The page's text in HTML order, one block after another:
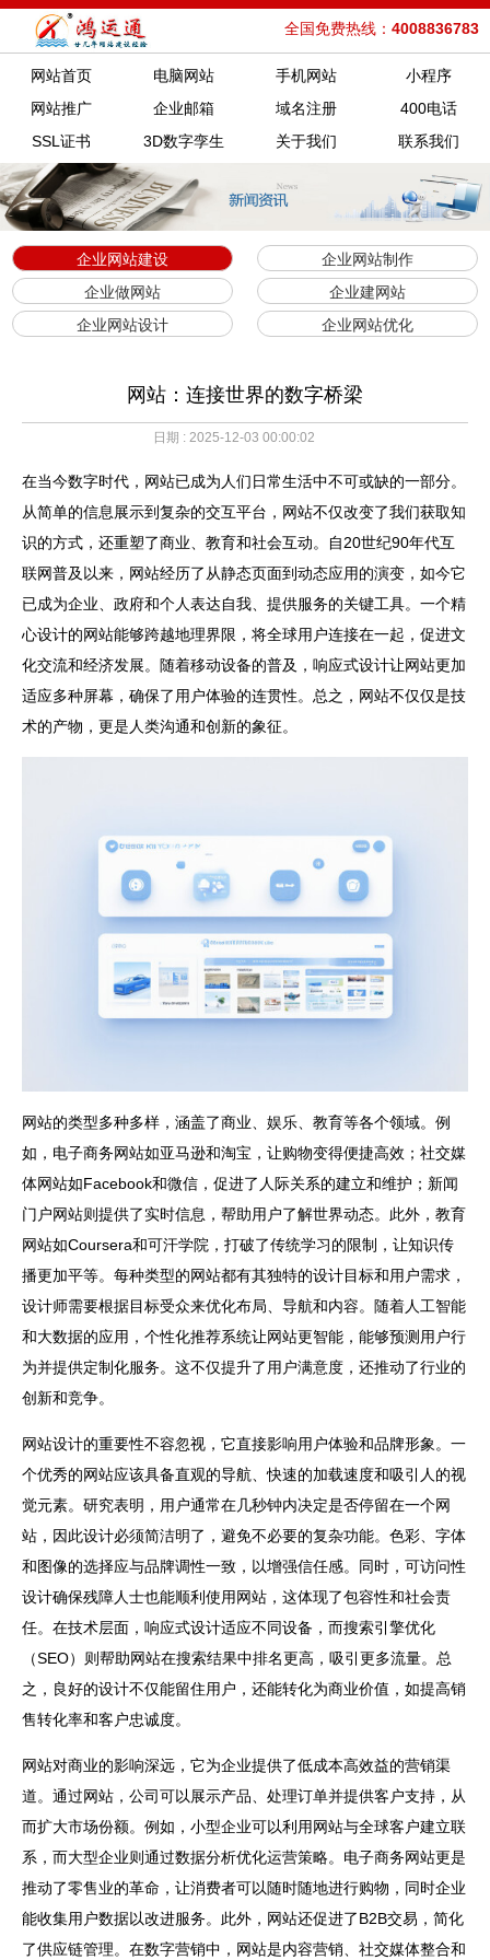
全国免费热线： 4008836783
网站首页 电脑网站 手机网站
小程序
网站推广
企业邮箱 域名注册
400电话
SSL证书
3D数字孪生 关于我们 联系我们
企业网站建设
企业网站制作
企业做网站
企业建网站
企业网站设计
企业网站优化
网站：连接世界的数字桥梁
日期 : 2025-12-03 00:00:02
在当今数字时代，网站已成为人们日常生活中不可或缺的一部分。
从简单的信息展示到复杂的交互平台，网站不仅改变了我们获取知
识的方式，还重塑了商业、教育和社会互动。自20世纪90年代互
联网普及以来，网站经历了从静态页面到动态应用的演变，如今它
已成为企业、政府和个人表达自我、提供服务的关键工具。一个精
心设计的网站能够跨越地理界限，将全球用户连接在一起，促进文
化交流和经济发展。随着移动设备的普及，响应式设计让网站更加
适应多种屏幕，确保了用户体验的连贯性。总之，网站不仅仅是技
术的产物，更是人类沟通和创新的象征。
网站的类型多种多样，涵盖了商业、娱乐、教育等各个领域。例
如，电子商务网站如亚马逊和淘宝，让购物变得便捷高效；社交媒
体网站如Facebook和微信，促进了人际关系的建立和维护；新闻
门户网站则提供了实时信息，帮助用户了解世界动态。此外，教育
网站如Coursera和可汗学院，打破了传统学习的限制，让知识传
播更加平等。每种类型的网站都有其独特的设计目标和用户需求，
设计师需要根据目标受众来优化布局、导航和内容。随着人工智能
和大数据的应用，个性化推荐系统让网站更智能，能够预测用户行
为并提供定制化服务。这不仅提升了用户满意度，还推动了行业的
创新和竞争。
网站设计的重要性不容忽视，它直接影响用户体验和品牌形象。一
个优秀的网站应该具备直观的导航、快速的加载速度和吸引人的视
觉元素。研究表明，用户通常在几秒钟内决定是否停留在一个网
站，因此设计必须简洁明了，避免不必要的复杂功能。色彩、字体
和图像的选择应与品牌调性一致，以增强信任感。同时，可访问性
设计确保残障人士也能顺利使用网站，这体现了包容性和社会责
任。在技术层面，响应式设计适应不同设备，而搜索引擎优化
（SEO）则帮助网站在搜索结果中排名更高，吸引更多流量。总
之，良好的设计不仅能留住用户，还能转化为商业价值，如提高销
售转化率和客户忠诚度。
网站对商业的影响深远，它为企业提供了低成本高效益的营销渠
道。通过网站，公司可以展示产品、处理订单并提供客户支持，从
而扩大市场份额。例如，小型企业可以利用网站与全球客户建立联
系，而大型企业则通过数据分析优化运营策略。电子商务网站更是
推动了零售业的革命，让消费者可以随时随地进行购物，同时企业
能收集用户数据以改进服务。此外，网站还促进了B2B交易，简化
了供应链管理。在数字营销中，网站是内容营销、社交媒体整合和